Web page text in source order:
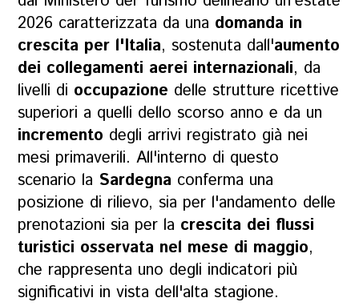
2026 caratterizzata da una domanda in
crescita per l'Italia, sostenuta dall'aumento
dei collegamenti aerei internazionali, da
livelli di occupazione delle strutture ricettive
superiori a quelli dello scorso anno e da un
incremento degli arrivi registrato già nei
mesi primaverili. All'interno di questo
scenario la Sardegna conferma una
posizione di rilievo, sia per l'andamento delle
prenotazioni sia per la crescita dei flussi
turistici osservata nel mese di maggio,
che rappresenta uno degli indicatori più
significativi in vista dell'alta stagione.